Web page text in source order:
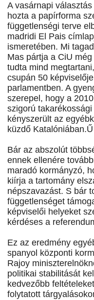
A vasárnapi
hozta a papírforma
függetlenségi terve
madridi El Pais
ismeretében. Mi
Mas pártja a CiU
tudta mind
csupán 50
parlamentben. A
szerepel, hogy a
szigorú
kényszerült az
küzdő Katalóniában.Ű
Bár az abszolút
ennek ellenére
maradó kormányzó,
kiírja a tartomány
népszavazást. S bár
függetlenséget
képviselői helyeket
kérdéses a
Ez az eredmény
spanyol központi
Rajoy
politikai stabilitását
kedvezőbb
folytatott